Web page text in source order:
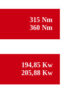
315 Nm
360 Nm
194,85 Kw
205,88 Kw